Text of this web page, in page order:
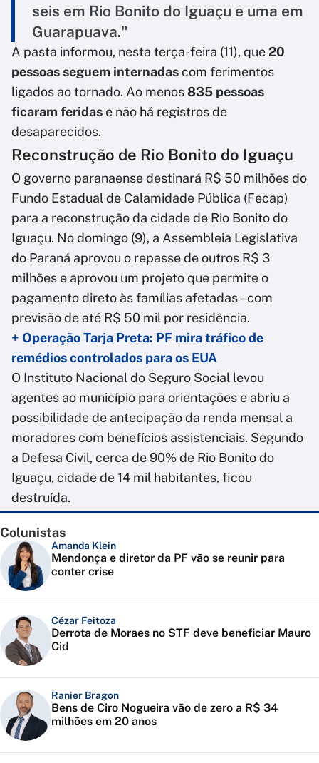
seis em Rio Bonito do Iguaçu e uma em
Guarapuava."
A pasta informou, nesta terça-feira (11), que20
pessoas seguem internadascom ferimentos
ligados ao tornado. Ao menos835 pessoas
ficaram feridas e não há registros de
desaparecidos.
Reconstrução de Rio Bonito do Iguaçu
O governo paranaense destinará R$ 50 milhões do
Fundo Estadual de Calamidade Pública (Fecap)
para a reconstrução da cidade de Rio Bonito do
Iguaçu. No domingo (9), a Assembleia Legislativa
do Paraná aprovou o repasse de outros R$ 3
milhões e aprovou um projeto que permite o
pagamento direto às famílias afetadas – com
previsão de até R$ 50 mil por residência.
+ Operação Tarja Preta: PF mira tráfico de
remédios controlados para os EUA
O Instituto Nacional do Seguro Social levou
agentes ao município para orientações e abriu a
possibilidade de antecipação da renda mensal a
moradores com benefícios assistenciais. Segundo
a Defesa Civil, cerca de 90% de Rio Bonito do
Iguaçu, cidade de 14 mil habitantes, ficou
destruída.
Colunistas
Amanda Klein
Mendonça e diretor da PF vão se reunir para
conter crise
Cézar Feitoza
Derrota de Moraes no STF deve beneficiar Mauro
Cid
Ranier Bragon
Bens de Ciro Nogueira vão de zero a R$ 34
milhões em 20 anos